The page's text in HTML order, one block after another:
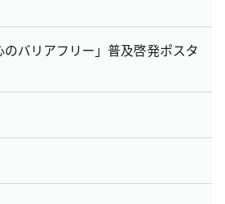
バリアフリー」普及啓発ポスタ